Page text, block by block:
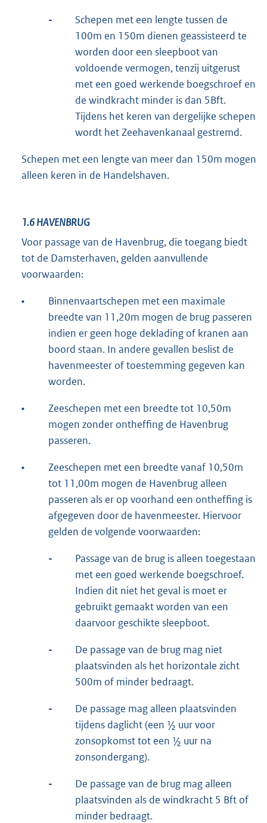
-
Schepen met een lengte tussen de
100m en 150m dienen geassisteerd te
worden door een sleepboot van
voldoende vermogen, tenzij uitgerust
met een goed werkende boegschroef en
de windkracht minder is dan 5Bft.
Tijdens het keren van dergelijke schepen
wordt het Zeehavenkanaal gestremd.
Schepen met een lengte van meer dan 150m mogen
alleen keren in de Handelshaven.
1.6HAVENBRUG
Voor passage van de Havenbrug, die toegang biedt
tot de Damsterhaven, gelden aanvullende
voorwaarden:
•
Binnenvaartschepen met een maximale
breedte van 11,20m mogen de brug passeren
indien er geen hoge deklading of kranen aan
boord staan. In andere gevallen beslist de
havenmeester of toestemming gegeven kan
worden.
•
Zeeschepen met een breedte tot 10,50m
mogen zonder ontheffing de Havenbrug
passeren.
•
Zeeschepen met een breedte vanaf 10,50m
tot 11,00m mogen de Havenbrug alleen
passeren als er op voorhand een ontheffing is
afgegeven door de havenmeester. Hiervoor
gelden de volgende voorwaarden:
-
Passage van de brug is alleen toegestaan
met een goed werkende boegschroef.
Indien dit niet het geval is moet er
gebruikt gemaakt worden van een
daarvoor geschikte sleepboot.
-
De passage van de brug mag niet
plaatsvinden als het horizontale zicht
500m of minder bedraagt.
-
De passage mag alleen plaatsvinden
tijdens daglicht (een ½ uur voor
zonsopkomst tot een ½ uur na
zonsondergang).
-
De passage van de brug mag alleen
plaatsvinden als de windkracht 5 Bft of
minder bedraagt.